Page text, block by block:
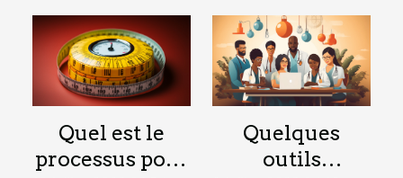
Quel est le
processus pour
Quelques
outils